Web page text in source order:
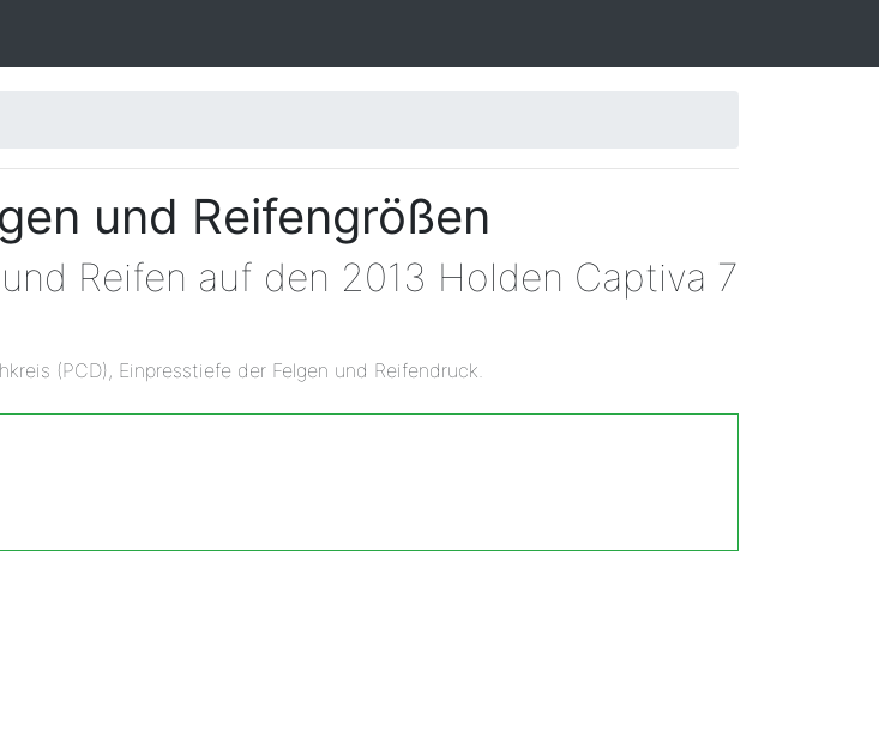
und Reifengrößen
Reifen auf den 2013 Holden Captiva 7
(PCD), Einpresstiefe der Felgen und Reifendruck.